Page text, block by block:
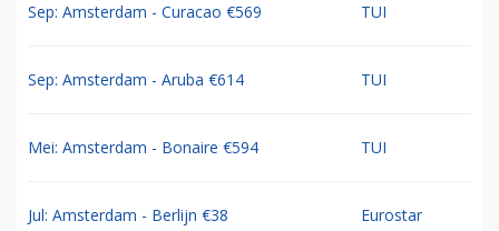
Sep: Amsterdam - Curacao €569 TUI
Sep: Amsterdam - Aruba €614 TUI
Mei: Amsterdam - Bonaire €594 TUI
Jul: Amsterdam - Berlijn €38 Eurostar